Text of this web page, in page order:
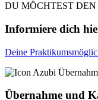
DU MÖCHTEST
Informiere dich
Deine
Übernahme und